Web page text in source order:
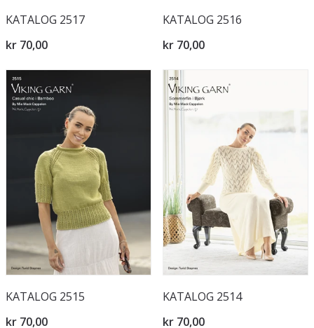
KATALOG 2517
kr 70,00
KATALOG 2516
kr 70,00
KATALOG 2515
kr 70,00
KATALOG 2514
kr 70,00